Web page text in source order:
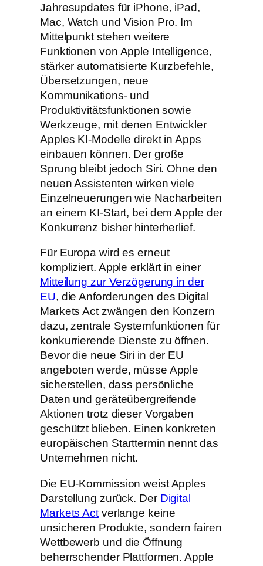
Jahresupdates für iPhone, iPad,
Mac, Watch und Vision Pro. Im
Mittelpunkt stehen weitere
Funktionen von Apple Intelligence,
stärker automatisierte Kurzbefehle,
Übersetzungen, neue
Kommunikations- und
Produktivitätsfunktionen sowie
Werkzeuge, mit denen Entwickler
Apples KI-Modelle direkt in Apps
einbauen können. Der große
Sprung bleibt jedoch Siri. Ohne den
neuen Assistenten wirken viele
Einzelneuerungen wie Nacharbeiten
an einem KI-Start, bei dem Apple der
Konkurrenz bisher hinterherlief.
Für Europa wird es erneut
kompliziert. Apple erklärt in einer
Mitteilung zur Verzögerung in der
EU, die Anforderungen des Digital
Markets Act zwängen den Konzern
dazu, zentrale Systemfunktionen für
konkurrierende Dienste zu öffnen.
Bevor die neue Siri in der EU
angeboten werde, müsse Apple
sicherstellen, dass persönliche
Daten und geräteübergreifende
Aktionen trotz dieser Vorgaben
geschützt blieben. Einen konkreten
europäischen Starttermin nennt das
Unternehmen nicht.
Die EU-Kommission weist Apples
Darstellung zurück. Der Digital
Markets Actverlange keine
unsicheren Produkte, sondern fairen
Wettbewerb und die Öffnung
beherrschender Plattformen. Apple